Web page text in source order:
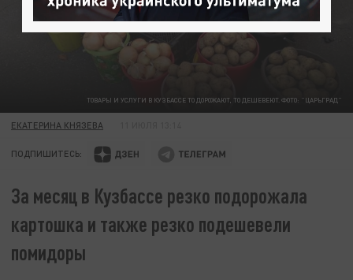
ТОВАРЫ И УСЛУГИ В КУЗБАССЕ ТО ДОРОЖАЮТ, ТО ДЕШЕВЕЮТ. ФОТО: "ЦАРЬГРАД"
ЕКАТЕРИНА КНЯЗЕВА
ПОДПИШИТЕСЬ:
За месяц в Кузбассе резко подорожала
картошка и также резко подешевели
помидоры